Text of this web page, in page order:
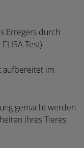
Erregers durch
Test)
aufbereitet im
gemacht werden
ihres Tieres